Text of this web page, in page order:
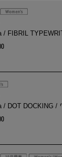
/ FIBRIL
/ DOT DOCKING /